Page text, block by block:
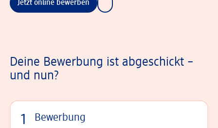
Jetzt online bewerben
Deine Bewerbung ist abgeschickt –
und nun?
1 Bewerbung